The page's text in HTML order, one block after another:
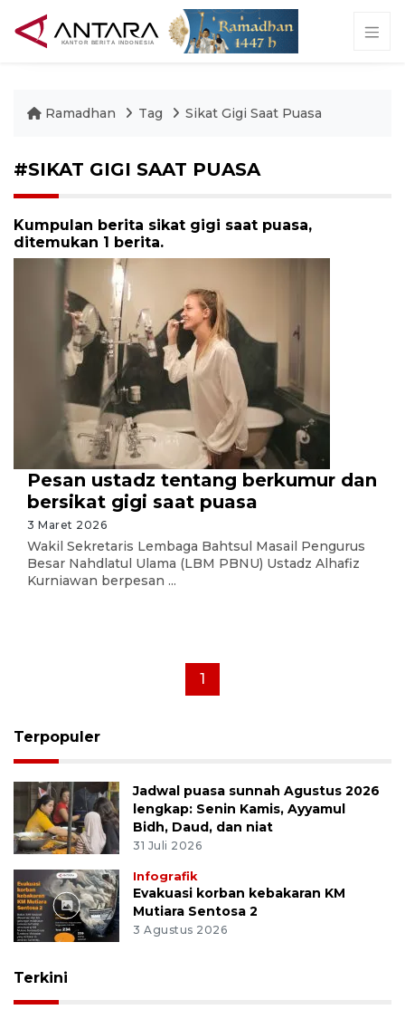
Ramadhan Tag Sikat Gigi Saat Puasa
#SIKAT GIGI SAAT PUASA
Kumpulan berita sikat gigi saat puasa,
ditemukan 1 berita.
Pesan ustadz tentang berkumur dan
bersikat gigi saat puasa
3 Maret 2026
Wakil Sekretaris Lembaga Bahtsul Masail Pengurus
Besar Nahdlatul Ulama (LBM PBNU) Ustadz Alhafiz
Kurniawan berpesan ...
1
Terpopuler
Jadwal puasa sunnah Agustus 2026
lengkap: Senin Kamis, Ayyamul
Bidh, Daud, dan niat
31 Juli 2026
Infografik
Evakuasi korban kebakaran KM
Mutiara Sentosa 2
3 Agustus 2026
Terkini